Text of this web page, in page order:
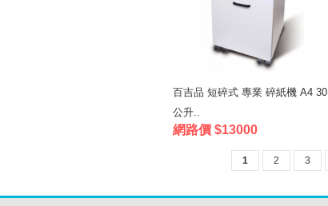
百吉品 短碎式 專業 碎紙機 A4 30
公升..
網路價 $13000
1 2 3